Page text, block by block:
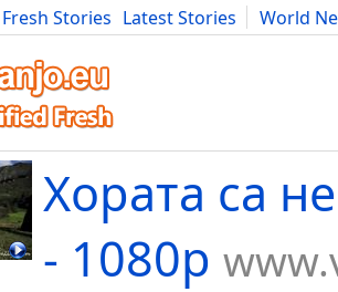
Fresh Stories Latest Stories
World
Art Cars Advice Science
Хората са
- 1080p